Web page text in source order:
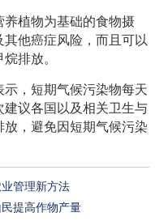
植物为基础的食物摄
他癌症风险，而且可以
排放。
，短期气候污染物每天
议各国以及相关卫生与
，避免因短期气候污染
管理新方法
提高作物产量